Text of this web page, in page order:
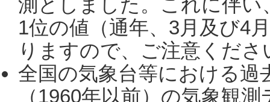
1位の値（通年、3月及び4
りますので、ご注意くだ
全国の気象台等における過
（1960年以前）の気象観